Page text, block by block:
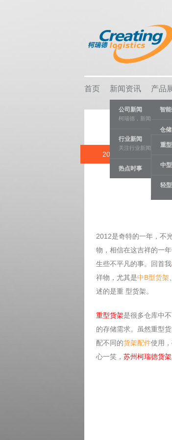
首页 新闻资讯
公司新闻
柯瑞德，新闻资讯
行业新闻
关注行业新闻，推动行
热点时事
产品
智
仓
重
中
轻
物
车
线
20 DEC
盘
2012是奇特的一年，不
物，相信在这吉祥的一
生些不平凡的事。回首我
祥物，尤其是中B型货架
述的是重 型货架。
重型货架是很多仓库中
的存储需求。虽然重型
配不同的货架配件使用
心一笑， 苏州柯瑞德货